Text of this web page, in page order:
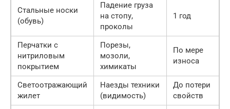
Стальные носки
(обувь)
Падение груза
на стопу,
проколы
1 год
Перчатки с
нитриловым
покрытием
Порезы,
мозоли,
химикаты
По мере
износа
Светоотражающий
жилет
Наезды техники
(видимость)
До потери
свойств